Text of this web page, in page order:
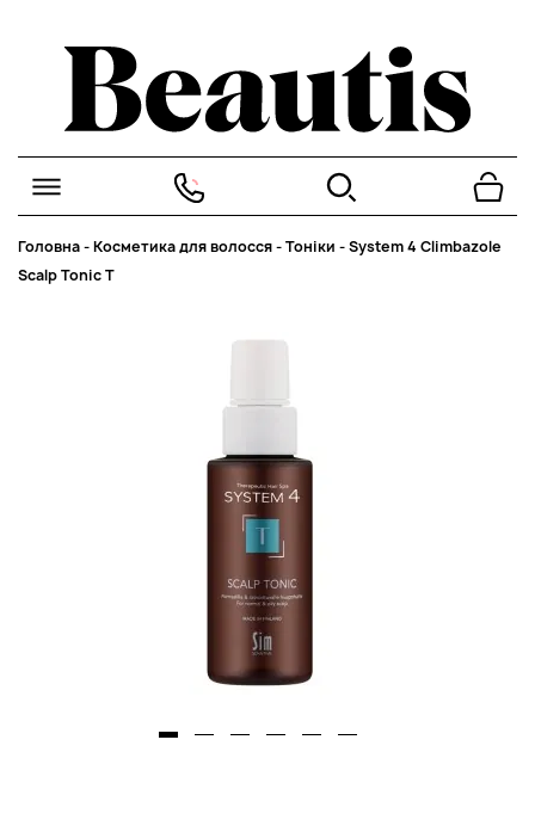
Головна-Косметика для волосся-Тоніки -System 4 Climbazole
Scalp Tonic T